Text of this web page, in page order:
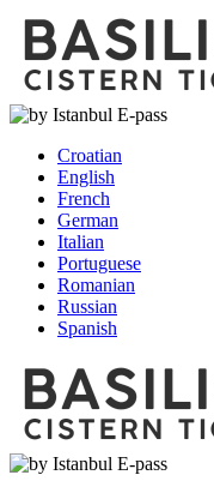
Croatian
English
French
German
Italian
Portuguese
Romanian
Russian
Spanish